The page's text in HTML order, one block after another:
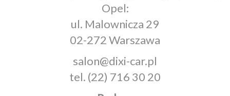
Opel:
ul. Malownicza 29
02-272 Warszawa
salon@dixi-car.pl
tel. (22) 716 30 20